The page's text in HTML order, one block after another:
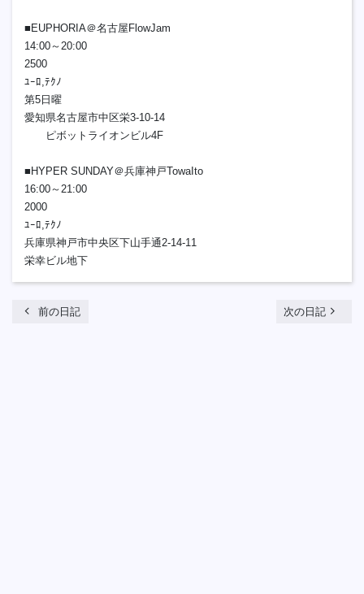
■EUPHORIA＠名古屋FlowJam
14:00～20:00
2500
ﾕｰﾛ,ﾃｸﾉ
第5日曜
愛知県名古屋市中区栄3-10-14
ピボットライオンビル4F
■HYPER SUNDAY＠兵庫神戸TowaIto
16:00～21:00
2000
ﾕｰﾛ,ﾃｸﾉ
兵庫県神戸市中央区下山手通2-14-11
栄幸ビル地下
chevron_left 前の日記 次の日記 navigate_next